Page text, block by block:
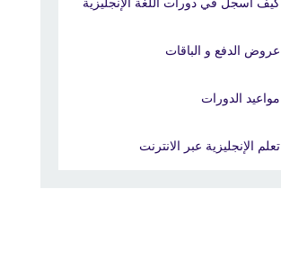
كيف أسجل في دورات اللغة الإنجليزية
عروض الدفع و الباقات
مواعيد الدورات
تعلم الإنجليزية عبر الانترنت